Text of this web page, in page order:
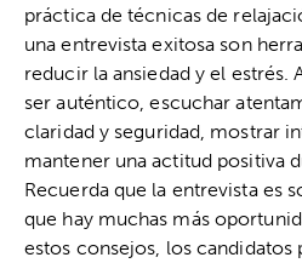
práctica de técnicas de
una entrevista exitosa son
reducir la ansiedad y el estrés.
ser auténtico, escuchar
claridad y seguridad, mostrar
mantener una actitud positiva
Recuerda que la entrevista es
que hay muchas más
estos consejos, los candidatos